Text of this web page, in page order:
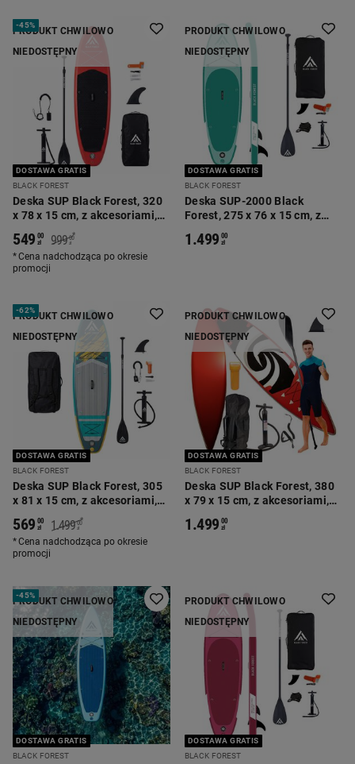
PRODUKT CHWILOWO
NIEDOSTĘPNY
-45%
DOSTAWA GRATIS
BLACK FOREST
Deska SUP Black Forest, 320
x 78 x 15 cm, z akcesoriami,
549 00
zł 999 00
zł
*
Cena nadchodząca po okresie
promocji
PRODUKT CHWILOWO
NIEDOSTĘPNY
DOSTAWA GRATIS
BLACK FOREST
Deska SUP-2000 Black
Forest, 275 x 76 x 15 cm, z
1.499 00
zł
PRODUKT CHWILOWO
NIEDOSTĘPNY
-62%
DOSTAWA GRATIS
BLACK FOREST
Deska SUP Black Forest, 305
x 81 x 15 cm, z akcesoriami,
569 00
zł 1.499 00
zł
*
Cena nadchodząca po okresie
promocji
PRODUKT CHWILOWO
NIEDOSTĘPNY
DOSTAWA GRATIS
BLACK FOREST
Deska SUP Black Forest, 380
x 79 x 15 cm, z akcesoriami,
1.499 00
zł
PRODUKT CHWILOWO
NIEDOSTĘPNY
-45%
DOSTAWA GRATIS
BLACK FOREST
PRODUKT CHWILOWO
NIEDOSTĘPNY
DOSTAWA GRATIS
BLACK FOREST